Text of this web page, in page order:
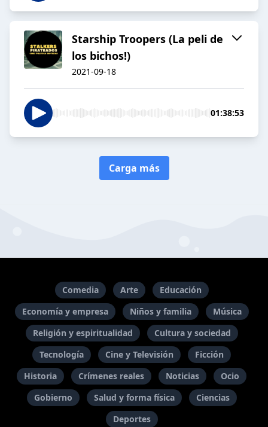
Starship Troopers (La peli de
los bichos!)
2021-09-18
01:38:53
Carga más
Comedia Arte
Educación
Economía y empresa
Niños y familia
Música
Religión y espiritualidad
Cultura y sociedad
Tecnología
Cine y Televisión
Ficción
Historia
Crímenes reales Noticias
Ocio
Gobierno
Salud y forma física
Ciencias
Deportes